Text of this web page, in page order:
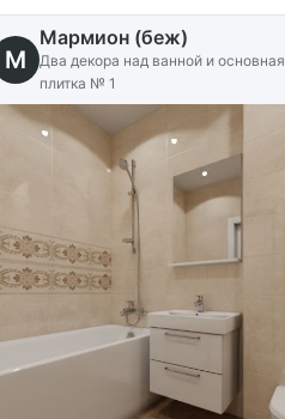
M
Мармион (беж)
Два декора над ванной и основная
плитка № 1